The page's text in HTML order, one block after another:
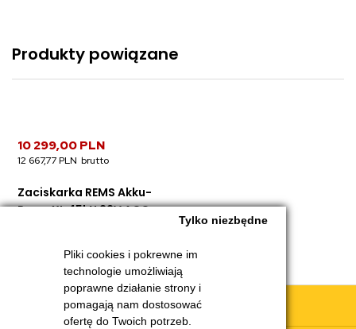
Pliki cookies i pokrewne im
technologie umożliwiają
poprawne działanie strony i
pomagają nam dostosować
ofertę do Twoich potrzeb.
Tylko niezbędne
Produkty powiązane
Zaciskarka REMS Akku-
Press XL 45kN 22V ACC
10 299,00 PLN
12 667,77 PLN
Obsługa klienta